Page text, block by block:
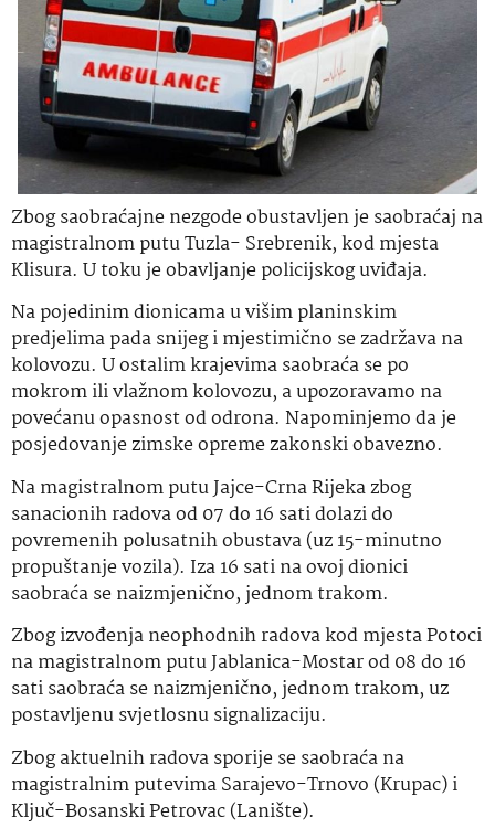
Zbog saobraćajne nezgode obustavljen je saobraćaj na
magistralnom putu Tuzla- Srebrenik, kod mjesta
Klisura. U toku je obavljanje policijskog uviđaja.
Na pojedinim dionicama u višim planinskim
predjelima pada snijeg i mjestimično se zadržava na
kolovozu. U ostalim krajevima saobraća se po
mokrom ili vlažnom kolovozu, a upozoravamo na
povećanu opasnost od odrona. Napominjemo da je
posjedovanje zimske opreme zakonski obavezno.
Na magistralnom putu Jajce-Crna Rijeka zbog
sanacionih radova od 07 do 16 sati dolazi do
povremenih polusatnih obustava (uz 15-minutno
propuštanje vozila). Iza 16 sati na ovoj dionici
saobraća se naizmjenično, jednom trakom.
Zbog izvođenja neophodnih radova kod mjesta Potoci
na magistralnom putu Jablanica-Mostar od 08 do 16
sati saobraća se naizmjenično, jednom trakom, uz
postavljenu svjetlosnu signalizaciju.
Zbog aktuelnih radova sporije se saobraća na
magistralnim putevima Sarajevo-Trnovo (Krupac) i
Ključ-Bosanski Petrovac (Lanište).